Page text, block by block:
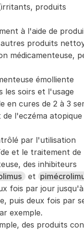
produits
à l'aide de
produits
médicamenteuse,
émolliente
les soirs et l'usage
cures de 2 à 3
l'eczéma atopique
par l'utilisation
et le traitement de
des inhibiteurs
et
fois par jour
puis deux fois par
exemple.
des produits